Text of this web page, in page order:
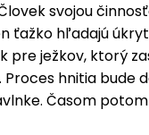
svojou
ťažko hľadajú
pre ježkov, ktorý
hnitia bude
Časom